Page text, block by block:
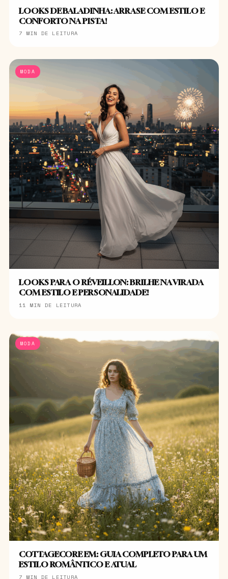
LOOKS DE BALADINHA: ARRASE COM ESTILO E
CONFORTO NA PISTA!
7 MIN DE LEITURA
MODA
LOOKS PARA O RÉVEILLON: BRILHE NA VIRADA
COM ESTILO E PERSONALIDADE!
11 MIN DE LEITURA
MODA
COTTAGECORE EM: GUIA COMPLETO PARA UM
ESTILO ROMÂNTICO E ATUAL
7 MIN DE LEITURA